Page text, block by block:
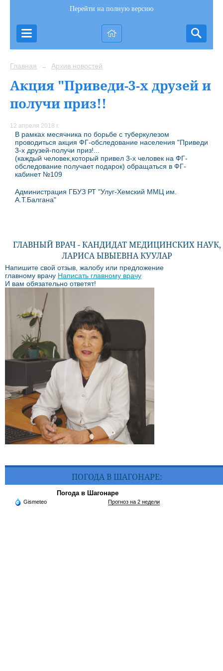
Перейти на полную версию
Главная → Архив новостей
Акция "Приведи-3-х друзей и
получи приз!!
12 апреля 2018 г.
В рамках месячника по борьбе с туберкулезом
проводиться акция ФГ-обследование населения "Приведи
3-х друзей-получи приз!...
(каждый человек,который привел 3-х человек на ФГ-
обследование получает подарок) обращаться в ФГ-
кабинет №109
Администрация ГБУЗ РТ "Улуг-Хемский ММЦ им.
А.Т.Балгана"
ГЛАВНЫЙ ВРАЧ - КАНДИДАТ МЕДИЦИНСКИХ НАУК,
ЛАРИСА ЫВЫЕВНА КУУЛАР
Напишите свой отзыв, жалобу или предложение
главному врачу Написать главному врачу
И вам обязательно ответят!
ПОГОДА В ШАГОНАРЕ:
Погода в Шагонаре
Gismeteo Прогноз на 2 недели